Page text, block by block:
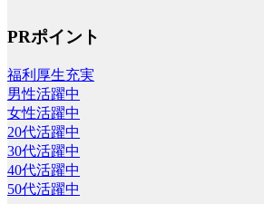
PRポイント
福利厚生充実
男性活躍中
女性活躍中
20代活躍中
30代活躍中
40代活躍中
50代活躍中